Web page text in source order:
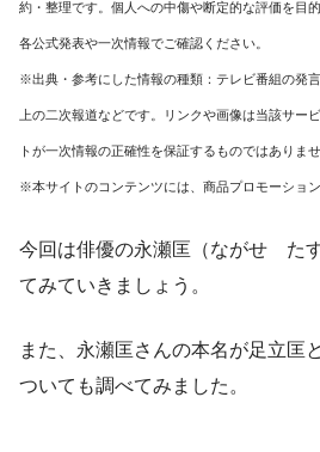
約・整理です。個人への中傷や断定的な評価を目
各公式発表や一次情報でご確認ください。
※出典・参考にした情報の種類：テレビ番組の発
上の二次報道などです。リンクや画像は当該サー
トが一次情報の正確性を保証するものではありませ
※本サイトのコンテンツには、商品プロモーション
今回は俳優の永瀬匡（ながせ た
てみていきましょう。
また、永瀬匡さんの本名が足立匡
ついても調べてみました。